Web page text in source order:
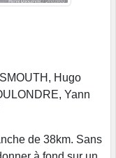
Hugo
Yann
de 38km. Sans